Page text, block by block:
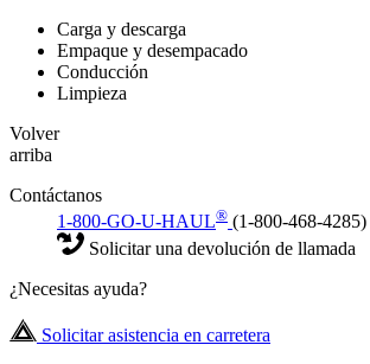
Carga y descarga
Empaque y desempacado
Conducción
Limpieza
Volver
arriba
Contáctanos
1-800-GO-U-HAUL® (1-800-468-4285)
Solicitar una devolución de llamada
¿Necesitas ayuda?
Solicitar asistencia en carretera